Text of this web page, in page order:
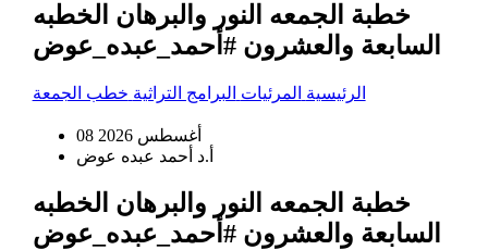
خطبة الجمعه النور والبرهان الخطبه
السابعة والعشرون #أحمد_عبده_عوض
الرئيسية المرئيات البرامج التراثية خطب الجمعة
08 أغسطس 2026
أ.د أحمد عبده عوض
خطبة الجمعه النور والبرهان الخطبه
السابعة والعشرون #أحمد_عبده_عوض